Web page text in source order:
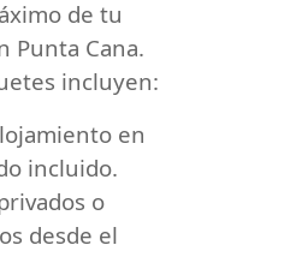
de tu
Punta Cana.
incluyen:
en
incluido.
o
desde el